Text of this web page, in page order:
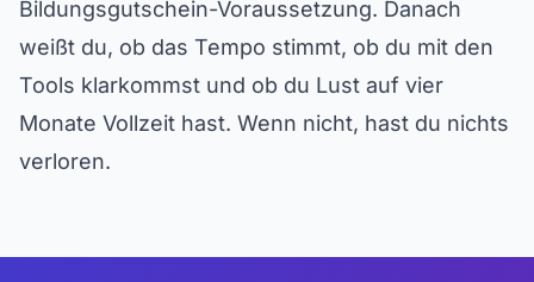
Bildungsgutschein-Voraussetzung. Danach
weißt du, ob das Tempo stimmt, ob du mit den
Tools klarkommst und ob du Lust auf vier
Monate Vollzeit hast. Wenn nicht, hast du nichts
verloren.